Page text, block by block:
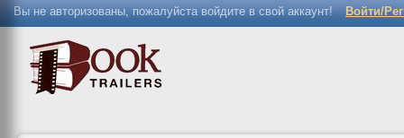
Вы не авторизованы, пожалуйста войдите в свой аккаунт! Войти/